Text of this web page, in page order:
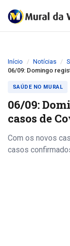
Início Notícias
06/09: Domingo
SAÚDE NO MURAL
06/09:
casos de
Com os novos
casos